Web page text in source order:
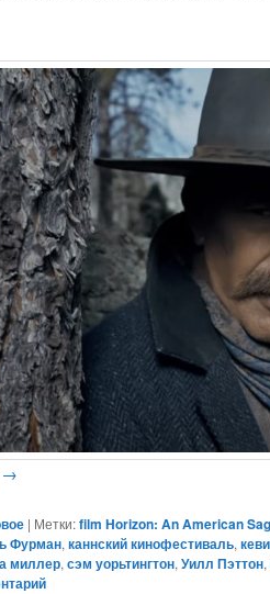
→
| Метки: film Horizon: An American
Фурман,каннский кинофестиваль,
миллер,сэм уорьтингтон,Уилл Пэттон,